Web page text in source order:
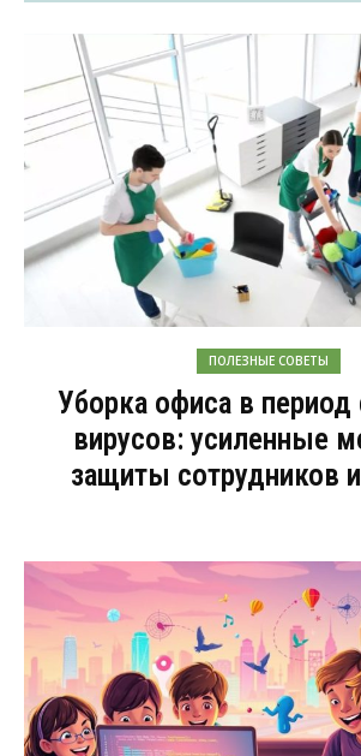
ПОЛЕЗНЫЕ СОВЕТЫ
Уборка офиса в период
вирусов: усиленные
защиты сотрудников